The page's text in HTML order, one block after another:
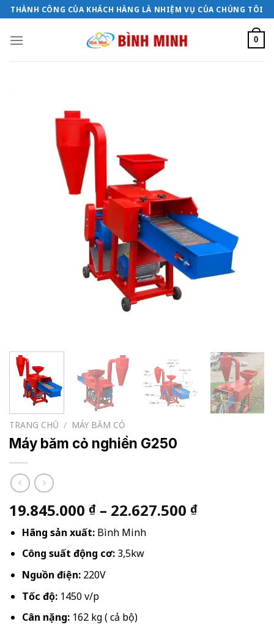
Bỏ
qua
nội
THÀNH CÔNG CỦA KHÁCH HÀNG LÀ NHIỆM VỤ CỦA CHÚNG TÔI
0
TRANG CHỦ / MÁY BĂM CỎ
Máy băm cỏ nghiền G250
19.845.000 ₫ – 22.627.500 ₫Khoảng
Hãng sản xuất:Bình Minh
Công suất động cơ:3,5kw
Nguồn điện:220V
Tốc độ:1450 v/p
Cân nặng:162 kg ( cả bộ)